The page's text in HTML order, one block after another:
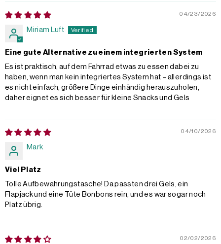
04/23/2026
Miriam Luft
Eine gute Alternative zu einem integrierten System
Es ist praktisch, auf dem Fahrrad etwas zu essen dabei zu
haben, wenn man kein integriertes System hat – allerdings ist
es nicht einfach, größere Dinge einhändig herauszuholen,
daher eignet es sich besser für kleine Snacks und Gels
04/10/2026
Mark
Viel Platz
Tolle Aufbewahrungstasche! Da passten drei Gels, ein
Flapjack und eine Tüte Bonbons rein, und es war sogar noch
Platz übrig.
02/02/2026